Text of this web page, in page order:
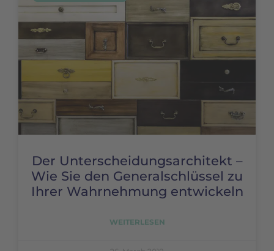
Der Unterscheidungsarchitekt –
Wie Sie den Generalschlüssel zu
Ihrer Wahrnehmung entwickeln
WEITERLESEN